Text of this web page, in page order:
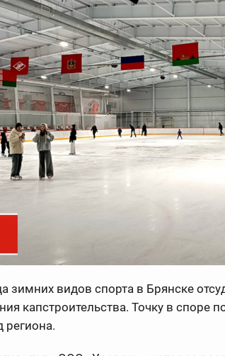
зимних видов спорта в Брянске
капстроительства. Точку в споре
региона.